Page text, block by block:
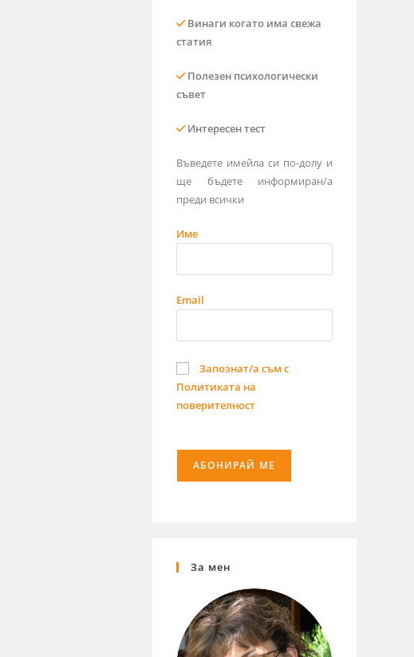
Винаги когато има свежа
статия
Полезен психологически
съвет
Интересен тест
Въведете имейла си по-долу и
ще бъдете информиран/а
преди всички
Име
Email
Запознат/а съм с
Политиката на
поверителност
За мен